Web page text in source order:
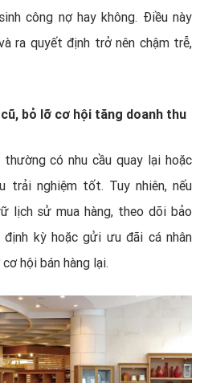
công nợ hay không. Điều này
ra quyết định trở nên chậm trễ,
bỏ lỡ cơ hội tăng doanh thu
có nhu cầu quay lại hoặc
trải nghiệm tốt. Tuy nhiên, nếu
lịch sử mua hàng, theo dõi bảo
định kỳ hoặc gửi ưu đãi cá nhân
hội bán hàng lại.